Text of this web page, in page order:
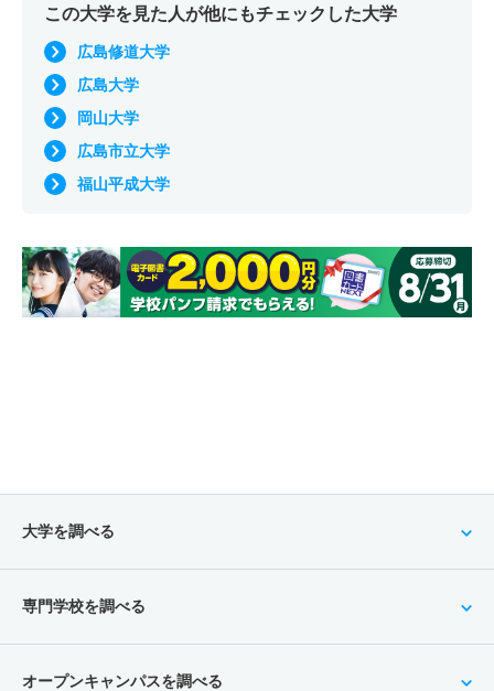
この大学を見た人が他にもチェックした大学
広島修道大学
広島大学
岡山大学
広島市立大学
福山平成大学
大学を調べる
専門学校を調べる
オープンキャンパスを調べる